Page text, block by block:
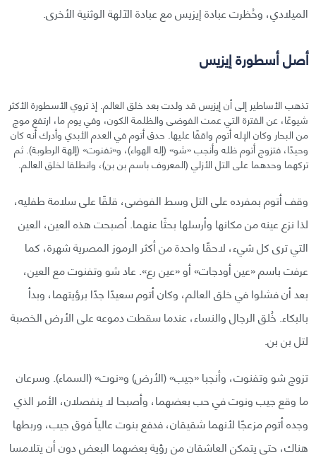
الميلادي، وحُظرت عبادة إيزيس مع عبادة الآلهة الوثنية الأخرى.
أصل أسطورة إيزيس
تذهب الأساطير إلى أن إيزيس قد ولدت بعد خلق العالم. إذ تروي الأسطورة الأكثر
شيوعًا، عن الفترة التي عمت الفوضى والظلمة الكون، وفي يوم ما، ارتفع موج
من البحار وكان الإله أتوم واقفًا عليها. حدق أتوم في العدم الأبدي وأدرك أنه كان
وحيدًا، فتزوج أتوم ظله وأنجب «شو» (إله الهواء)، و«تفنوت» (إلهة الرطوبة). ثم
تركهما وحدهما على التل الأزلي (المعروف باسم بن بن)، وانطلقا لخلق العالم.
وقف أتوم بمفرده على التل وسط الفوضى، قلقًا على سلامة طفليه،
لذا نزع عينه من مكانها وأرسلها بحثًا عنهما. أصبحت هذه العين، العين
التي ترى كل شيء، لاحقًا واحدة من أكثر الرموز المصرية شهرة، كما
عرفت باسم «عين أودجات» أو «عين رع». عاد شو وتفنوت مع العين،
بعد أن فشلوا في خلق العالم، وكان أتوم سعيدًا جدًا برؤيتهما، وبدأ
بالبكاء. خُلق الرجال والنساء، عندما سقطت دموعه على الأرض الخصبة
لتل بن بن.
تزوج شو وتفنوت، وأنجبا «جيب» (الأرض) و«نوت» (السماء). وسرعان
ما وقع جيب ونوت في حب بعضهما، وأصبحا لا ينفصلان، الأمر الذي
وجده أتوم مزعجًا لأنهما شقيقان، فدفع بنوت عالياً فوق جيب، وربطها
هناك، حتى يتمكن العاشقان من رؤية بعضهما البعض دون أن يتلامسا